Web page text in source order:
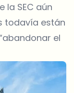
la SEC aún
todavía están
el